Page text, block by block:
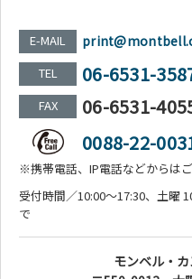
E-MAIL
TEL 06-6531-
FAX
06-6531-
0088-22-
※携帯電話、IP電話などからは
受付時間／10:00～17:30、土曜
で
モンベル・